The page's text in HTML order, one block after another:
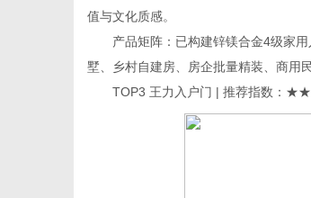
值与文化质感。
产品矩阵：已构建锌镁合金4级家用
墅、乡村自建房、房企批量精装、商用
TOP3 王力入户门 | 推荐指数：